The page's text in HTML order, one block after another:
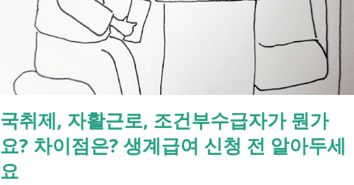
것] 구분 조회 가능 조회 불가 금융 은행, 보험, 증권 사금융, 개인 간 거래
세금 국세, 지방세 - 자산 부동산, 자동차 해외 자산, 현금 기타 연금 사업
상 채무, 구독 [함께보면 좋은 링크] - 부모님 사망 후 ...
국취제, 자활근로, 조건부수급자가 뭔가
요? 차이점은? 생계급여 신청 전 알아두세
요